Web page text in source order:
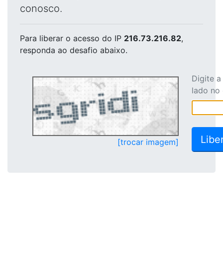
conosco.
Para liberar o acesso do IP 216.73.216.82,
responda ao desafio abaixo.
[trocar imagem]
Digite
lado no